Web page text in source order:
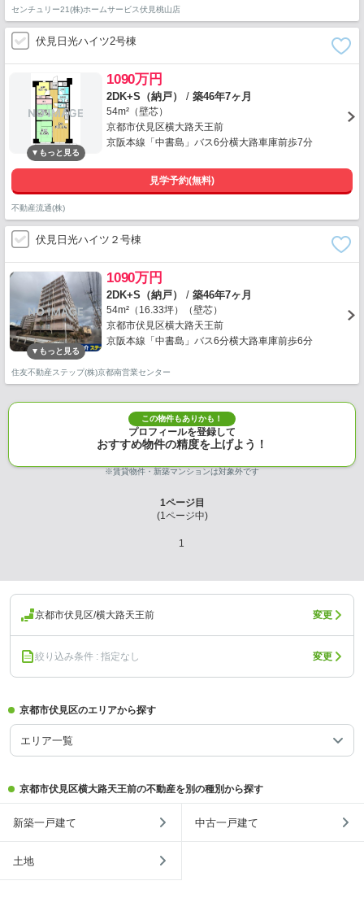
センチュリー21(株)ホームサービス伏見桃山店
伏見日光ハイツ2号棟
1090万円
2DK+S（納戸） / 築46年7ヶ月
54m²（壁芯）
京都市伏見区横大路天王前
京阪本線「中書島」バス6分横大路車庫前歩7分
見学予約(無料)
不動産流通(株)
伏見日光ハイツ２号棟
1090万円
2DK+S（納戸） / 築46年7ヶ月
54m²（16.33坪）（壁芯）
京都市伏見区横大路天王前
京阪本線「中書島」バス6分横大路車庫前歩6分
住友不動産ステップ(株)京都南営業センター
この物件もありかも！
プロフィールを登録して
おすすめ物件の精度を上げよう！
※賃貸物件・新築マンションは対象外です
1ページ目
(1ページ中)
1
京都市伏見区/横大路天王前 変更
絞り込み条件 : 指定なし 変更
京都市伏見区のエリアから探す
エリア一覧
京都市伏見区横大路天王前の不動産を別の種別から探す
新築一戸建て 中古一戸建て
土地